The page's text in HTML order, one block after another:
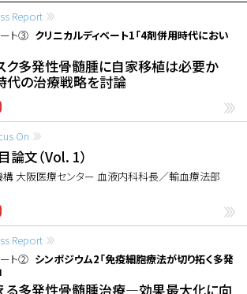
Report
ト③ クリニカルディベート1「4剤併用時代におい
ク多発性骨髄腫に自家移植は必要か
の治療戦略を討論
On
文（Vol. 1）
構 大阪医療センター 血液内科科長／輸血療法部
Report
ト② シンポジウム2「免疫細胞療法が切り拓く多発
る多発性骨髄腫治療―効果最大化に向